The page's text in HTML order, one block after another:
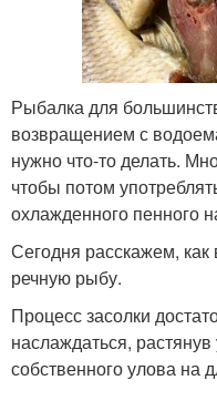
Рыбалка для
возвращением с
нужно что-то делать.
чтобы потом
охлажденного пенного
Сегодня расскажем,
речную рыбу.
Процесс засолки
наслаждаться,
собственного улова на